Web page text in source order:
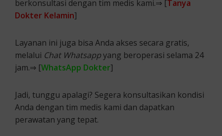
berkonsultasi dengan tim medis kami.⇒ [Tanya
Dokter Kelamin]
Layanan ini juga bisa Anda akses secara gratis,
melalui Chat Whatsappyang beroperasi selama 24
jam.⇒ [WhatsApp Dokter]
Jadi, tunggu apalagi? Segera konsultasikan kondisi
Anda dengan tim medis kami dan dapatkan
perawatan yang tepat.